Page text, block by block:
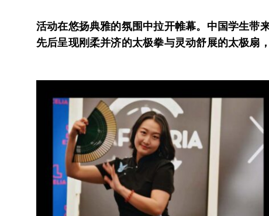
活动在悠扬典雅的氛围中拉开帷幕。中国学生带
先后呈现刚柔并济的太极拳与灵动舒展的太极扇